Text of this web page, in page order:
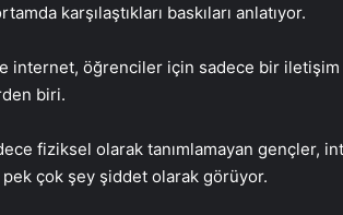
karşılaştıkları baskıları anlatıyor.
internet, öğrenciler için sadece bir iletişim
biri.
fiziksel olarak tanımlamayan gençler,
pek çok şey şiddet olarak görüyor.